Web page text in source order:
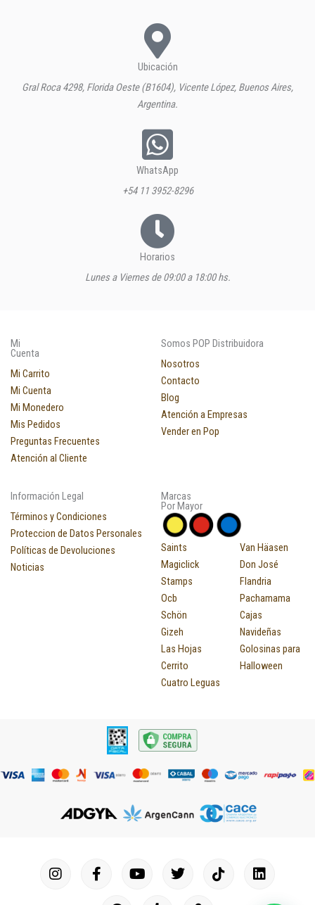
Ubicación
Gral Roca 4298, Florida Oeste (B1604), Vicente López, Buenos Aires,
Argentina.
WhatsApp
+54 11 3952-8296
Horarios
Lunes a Viernes de 09:00 a 18:00 hs.
Mi
Cuenta
Mi Carrito
Mi Cuenta
Mi Monedero
Mis Pedidos
Preguntas Frecuentes
Atención al Cliente
Somos POP Distribuidora
Nosotros
Contacto
Blog
Atención a Empresas
Vender en Pop
Información Legal
Términos y Condiciones
Proteccion de Datos Personales
Políticas de Devoluciones
Noticias
Marcas
Por Mayor
Saints
Magiclick
Stamps
Ocb
Schön
Gizeh
Las Hojas
Cerrito
Cuatro Leguas
Van Häasen
Don José
Flandria
Pachamama
Cajas
Navideñas
Golosinas para
Halloween
I
n
F
a
Y
o
T
w
I
c
L
i